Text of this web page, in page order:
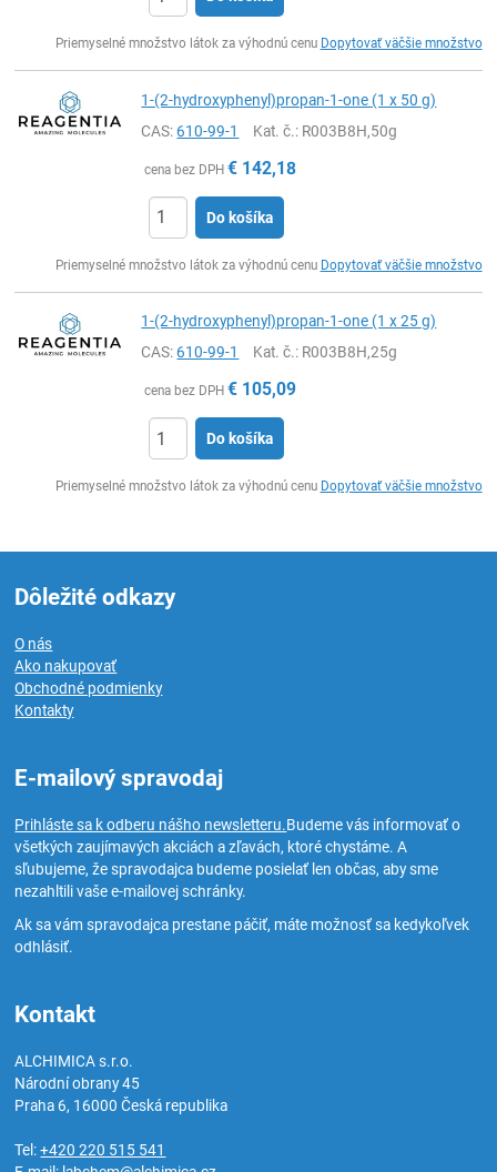
Priemyselné množstvo látok za výhodnú cenu Dopytovať väčšie množstvo
1-(2-hydroxyphenyl)propan-1-one (1 x 50 g)
CAS:610-99-1 Kat. č.: R003B8H,50g
cena bez DPH € 142,18
Do košíka
Priemyselné množstvo látok za výhodnú cenu Dopytovať väčšie množstvo
1-(2-hydroxyphenyl)propan-1-one (1 x 25 g)
CAS:610-99-1 Kat. č.: R003B8H,25g
cena bez DPH € 105,09
Do košíka
Priemyselné množstvo látok za výhodnú cenu Dopytovať väčšie množstvo
Dôležité odkazy
O nás
Ako nakupovať
Obchodné podmienky
Kontakty
E-mailový spravodaj
Prihláste sa k odberu nášho newsletteru.Budeme vás informovať o
všetkých zaujímavých akciách a zľavách, ktoré chystáme. A
sľubujeme, že spravodajca budeme posielať len občas, aby sme
nezahltili vaše e-mailovej schránky.
Ak sa vám spravodajca prestane páčiť, máte možnosť sa kedykoľvek
odhlásiť.
Kontakt
ALCHIMICA s.r.o.
Národní obrany 45
Praha 6, 16000Česká republika
Tel:+420 220 515 541